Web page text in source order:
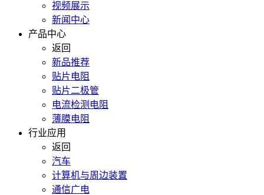
视频展示
新闻中心
产品中心
返回
新品推荐
贴片电阻
贴片二极管
电流检测电阻
薄膜电阻
行业应用
返回
汽车
计算机与周边装置
通信广电